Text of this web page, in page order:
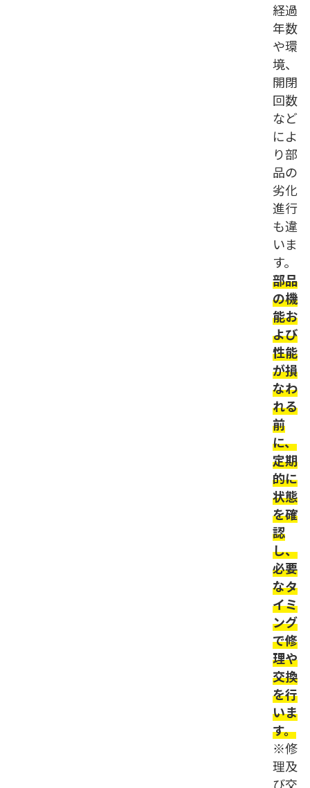
経過
年数
や環
境、
開閉
回数
など
によ
り部
品の
劣化
進行
も違
いま
す。
部品
の機
能お
よび
性能
が損
なわ
れる
前
に、
定期
的に
状態
を確
認
し、
必要
なタ
イミ
ング
で修
理や
交換
を行
いま
す。
※修
理及
び交